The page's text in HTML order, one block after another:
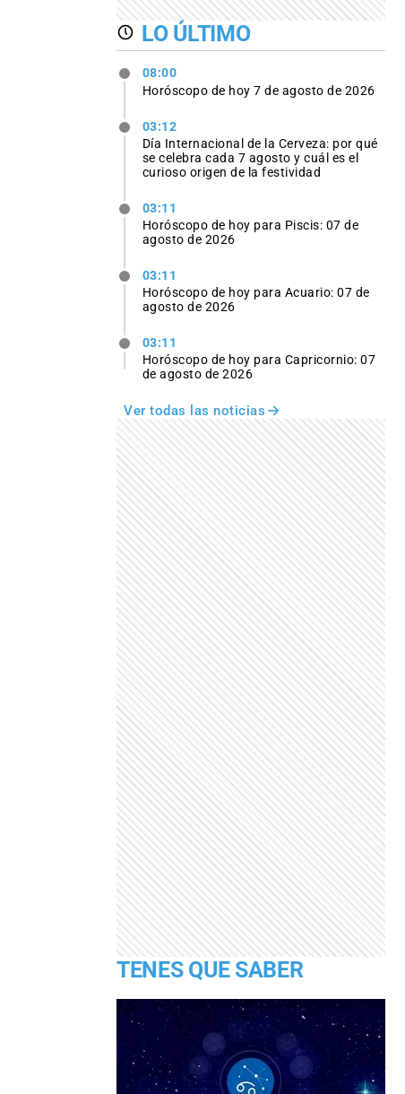
LO ÚLTIMO
08:00
Horóscopo de hoy 7 de agosto de 2026
03:12
Día Internacional de la Cerveza: por qué
se celebra cada 7 agosto y cuál es el
curioso origen de la festividad
03:11
Horóscopo de hoy para Piscis: 07 de
agosto de 2026
03:11
Horóscopo de hoy para Acuario: 07 de
agosto de 2026
03:11
Horóscopo de hoy para Capricornio: 07
de agosto de 2026
Ver todas las noticias
TENES QUE SABER